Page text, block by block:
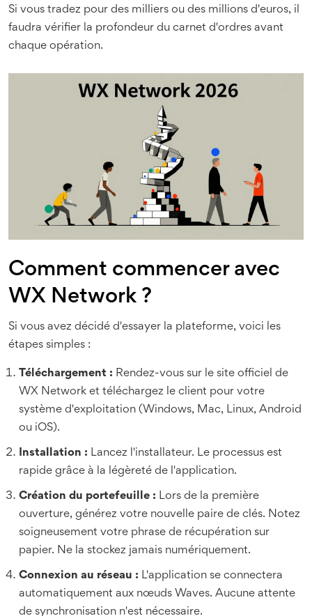
Si vous tradez pour des milliers ou des millions d'euros, il
faudra vérifier la profondeur du carnet d'ordres avant
chaque opération.
Comment commencer avec
WX Network ?
Si vous avez décidé d'essayer la plateforme, voici les
étapes simples :
Téléchargement : Rendez-vous sur le site officiel de
WX Network et téléchargez le client pour votre
système d'exploitation (Windows, Mac, Linux, Android
ou iOS).
Installation : Lancez l'installateur. Le processus est
rapide grâce à la légèreté de l'application.
Création du portefeuille : Lors de la première
ouverture, générez votre nouvelle paire de clés. Notez
soigneusement votre phrase de récupération sur
papier. Ne la stockez jamais numériquement.
Connexion au réseau : L'application se connectera
automatiquement aux nœuds Waves. Aucune attente
de synchronisation n'est nécessaire.